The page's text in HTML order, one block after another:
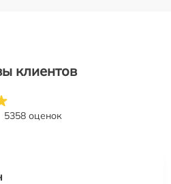
клиентов
5358 оценок